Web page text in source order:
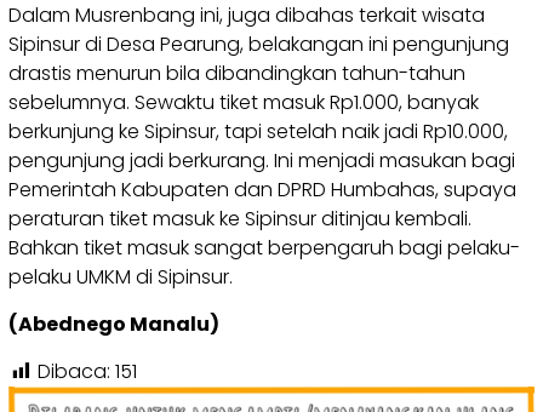
Dalam Musrenbang ini, juga dibahas terkait wisata
Sipinsur di Desa Pearung, belakangan ini pengunjung
drastis menurun bila dibandingkan tahun-tahun
sebelumnya. Sewaktu tiket masuk Rp1.000, banyak
berkunjung ke Sipinsur, tapi setelah naik jadi Rp10.000,
pengunjung jadi berkurang. Ini menjadi masukan bagi
Pemerintah Kabupaten dan DPRD Humbahas, supaya
peraturan tiket masuk ke Sipinsur ditinjau kembali.
Bahkan tiket masuk sangat berpengaruh bagi pelaku-
pelaku UMKM di Sipinsur.
(Abednego Manalu)
Dibaca: 151